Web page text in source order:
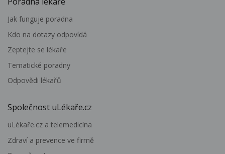
Jak funguje poradna
Kdo na dotazy odpovídá
Zeptejte se lékaře
Tematické poradny
Odpovědi lékařů
Společnost uLékaře.cz
uLékaře.cz a telemedicína
Zdraví a prevence ve firmě